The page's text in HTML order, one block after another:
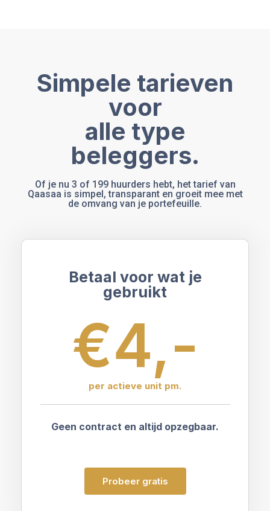
Simpele tarieven
voor
alle type
beleggers.
Of je nu 3 of 199 huurders hebt, het tarief van
Qaasaa is simpel, transparant en groeit mee met
de omvang van je portefeuille.
Betaal voor wat je
gebruikt
€4,-
per actieve unit pm.
Geen contract en altijd opzegbaar.
Probeer gratis